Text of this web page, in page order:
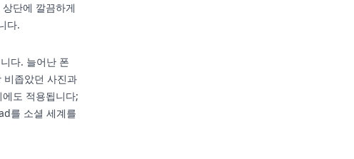
단에 깔끔하게
다.
다. 늘어난 폰
비좁았던 사진과
도 적용됩니다;
를 소셜 세계를